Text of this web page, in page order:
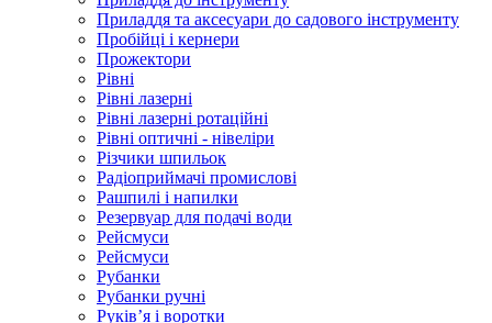
Приладдя та аксесуари до садового інструменту
Пробійці і кернери
Прожектори
Рівні
Рівні лазерні
Рівні лазерні ротаційні
Рівні оптичні - нівеліри
Різчики шпильок
Радіоприймачі промислові
Рашпилі і напилки
Резервуар для подачі води
Рейсмуси
Рейсмуси
Рубанки
Рубанки ручні
Руківʼя і воротки